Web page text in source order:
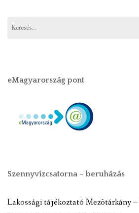
eMagyarország pont
Szennyvízcsatorna – beruházás
Lakossági tájékoztató Mezõtárkány